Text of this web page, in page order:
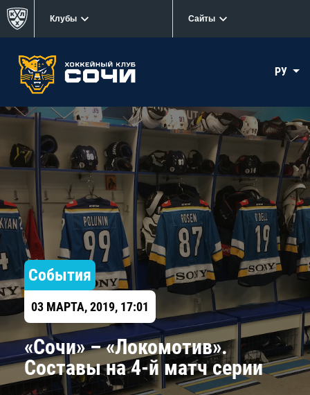
Клубы Сайты
РУ
События
03 МАРТА, 2019, 17:01
«Сочи» – «Локомотив».
Составы на 4-й матч серии